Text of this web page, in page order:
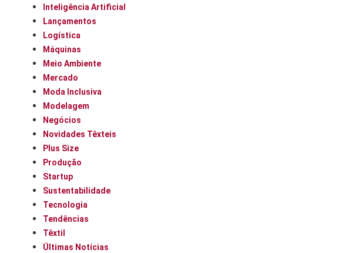
Inteligência Artificial
Lançamentos
Logística
Máquinas
Meio Ambiente
Mercado
Moda Inclusiva
Modelagem
Negócios
Novidades Têxteis
Plus Size
Produção
Startup
Sustentabilidade
Tecnologia
Tendências
Têxtil
Últimas Notícias